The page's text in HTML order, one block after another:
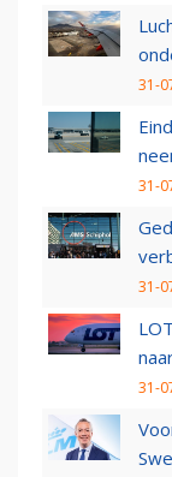
31-
31-
31-
31-